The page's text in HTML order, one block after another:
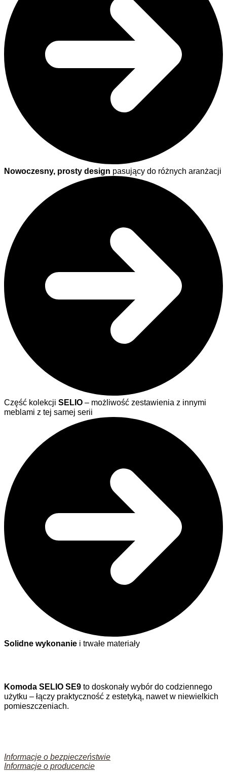
Nowoczesny, prosty design pasujący do różnych aranżacji
Część kolekcji SELIO – możliwość zestawienia z innymi
meblami z tej samej serii
Solidne wykonanie i trwałe materiały
Komoda SELIO SE9 to doskonały wybór do codziennego
użytku – łączy praktyczność z estetyką, nawet w niewielkich
pomieszczeniach.
Informacje o bezpieczeństwie
Informacje o producencie